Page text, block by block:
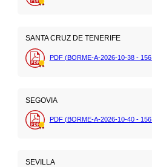
SANTA CRUZ DE TENERIFE
PDF (BORME-A-2026-10-38 - 156
SEGOVIA
PDF (BORME-A-2026-10-40 - 156
SEVILLA